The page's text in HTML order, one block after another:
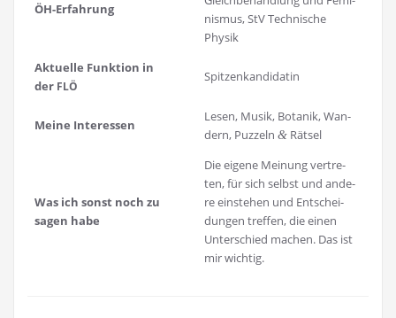
ÖH-Erfah­rung
nis­mus, StV Tech­ni­sche
Physik
Aktu­el­le Funk­ti­on in
der FLÖ
Spit­zen­kan­di­da­tin
Mei­ne Interessen
Lesen, Musik, Bota­nik, Wan­
dern, Puz­zeln &Rätsel
Was ich sonst noch zu
sagen habe
Die eige­ne Mei­nung ver­tre­
ten, für sich selbst und ande­
re ein­ste­hen und Ent­schei­
dun­gen tref­fen, die einen
Unter­schied machen. Das ist
mir wichtig.